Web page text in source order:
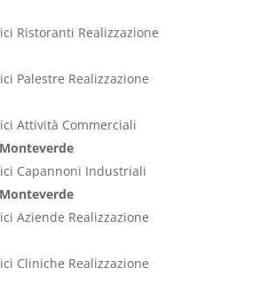
Ristoranti Realizzazione
Palestre Realizzazione
Attività Commerciali
Monteverde
Capannoni Industriali
Monteverde
Aziende Realizzazione
Cliniche Realizzazione